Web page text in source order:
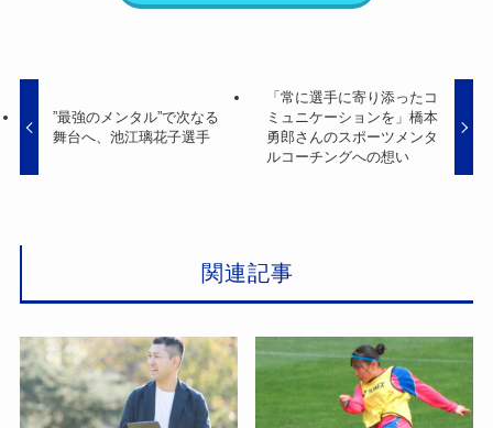
”最強のメンタル”で次なる
舞台へ、池江璃花子選手
「常に選手に寄り添ったコ
ミュニケーションを」橋本
勇郎さんのスポーツメンタ
ルコーチングへの想い
関連記事